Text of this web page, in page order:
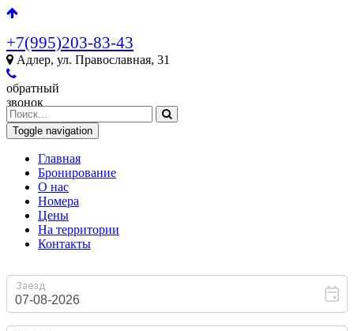
+7(995)203-83-43
Адлер, ул. Православная, 31
обратный
звонок
Toggle navigation
Главная
Бронирование
O нас
Номера
Цены
На территории
Контакты